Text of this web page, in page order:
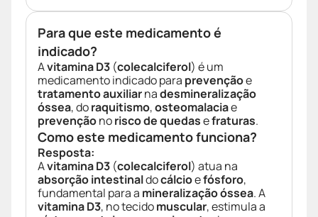
Para que este medicamento é
indicado?
Avitamina D3 (colecalciferol) é um
medicamento indicado para prevençãoe
tratamento auxiliarnadesmineralização
óssea, doraquitismo,osteomalaciae
prevençãonorisco de quedasefraturas.
Como este medicamento funciona?
Resposta:
Avitamina D3 (colecalciferol) atua na
absorção intestinaldocálcioefósforo,
fundamental para a mineralização óssea. A
vitamina D3, no tecidomuscular, estimula a